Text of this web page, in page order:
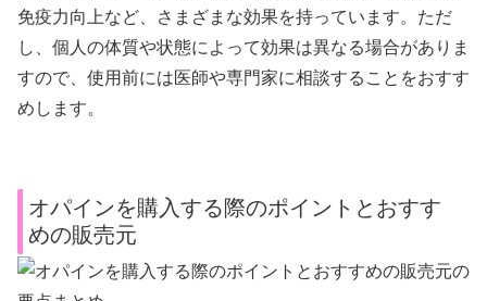
免疫力向上など、さまざまな効果を持っています。ただ
し、個人の体質や状態によって効果は異なる場合がありま
すので、使用前には医師や専門家に相談することをおすす
めします。
オパインを購入する際のポイントとおすす
めの販売元